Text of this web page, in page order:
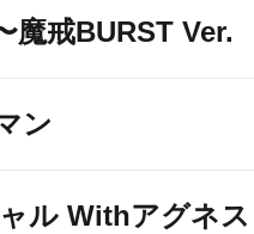
魔戒BURST Ver.
ン
ル Withアグネ